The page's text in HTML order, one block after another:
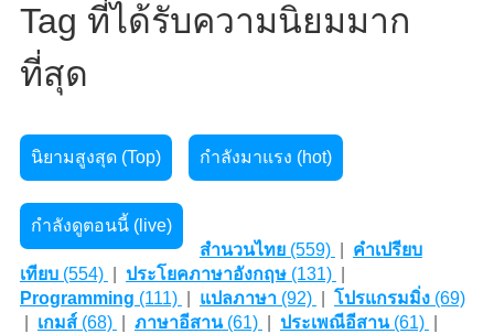
Tag ที่ได้รับความนิยมมาก
ที่สุด
นิยามสูงสุด (Top) กำลังมาแรง (hot)
กำลังดูตอนนี้ (live)
สำนวนไทย(559)
คำเปรียบ
เทียบ(554) ประโยคภาษาอังกฤษ(131)
Programming (111) แปลภาษา(92) โปรแกรมมิ่ง(69)
เกมส์(68) ภาษาอีสาน(61) ประเพณีอีสาน(61)